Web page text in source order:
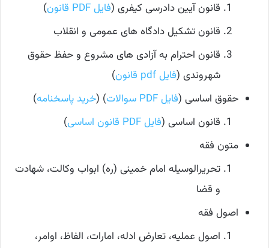
قانون آیین دادرسی کیفری (فایل PDF قانون
)
قانون تشکیل دادگاه های عمومی و انقلاب
قانون احترام به آزادی های مشروع و حفظ حقوق
شهروندی (فایل pdf قانون
)
حقوق اساسی (فایل PDF سوالات ) (خرید پاسخنامه)
قانون اساسی (فایل PDF قانون اساسی
)
متون فقه
تحریرالوسیله امام خمینی (ره) ابواب وکالت، شهادت
و قضا
اصول فقه
اصول عملیه، تعارض ادله، امارات، الفاظ، اوامر،